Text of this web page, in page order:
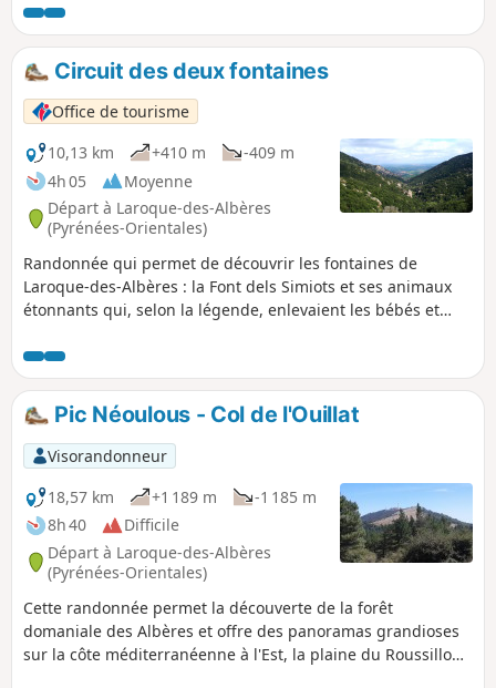
scindée en deux.Le balisage est visible dans
le sens décrit.Le retour depuis Llauro se fait
sur un chemin en crête puis à partir du (12)
sur une piste DFCI.Déconseillée à celles et
ceux qui n'aiment pas les pistes et les
chemins larges.Heureusement, le paysage
compense cette monotonie. Le départ est
accessible en "Bus à 1€" depuis Perpignan ou
Argelès via Le Boulou par exemple.
Circuit des deux fontaines
Office de tourisme
10,13 km
+410 m
-409 m
4h 05
Moyenne
Départ à Laroque-des-Albères
(Pyrénées-Orientales)
Randonnée qui permet de découvrir les fontaines de
Laroque-des-Albères : la Font dels Simiots et ses animaux
étonnants qui, selon la légende, enlevaient les bébés et
délogés d'Arles-sur-Tech ; la Font de la Vernosa, superbe
fontaine bien conservée d'où l'on a un magnifique point de
vue sur la plaine du Roussillon.
Pic Néoulous - Col de l'Ouillat
Visorandonneur
18,57 km
+1 189 m
-1 185 m
8h 40
Difficile
Départ à Laroque-des-Albères
(Pyrénées-Orientales)
Cette randonnée permet la découverte de la forêt
domaniale des Albères et offre des panoramas grandioses
sur la côte méditerranéenne à l'Est, la plaine du Roussillon